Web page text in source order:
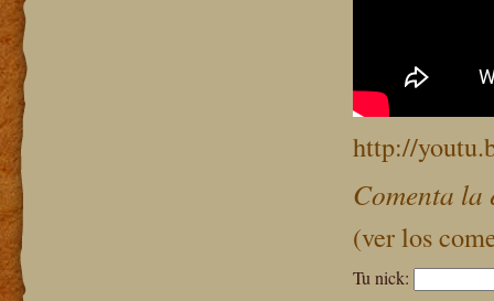
http://
Comenta la
(ver los
Tu nick: